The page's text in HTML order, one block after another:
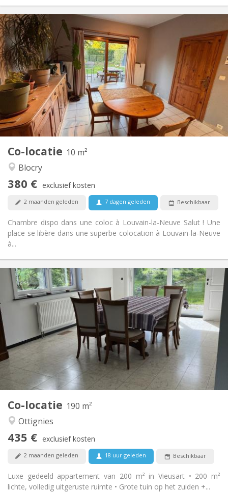
Co-locatie 10 m²
Blocry
380 € exclusief kosten
2 maanden geleden 7 dagen geleden Beschikbaar
Chambre dispo dans une coloc à Louvain-la-Neuve Salut ! Une
place se libère dans une superbe colocation à Louvain-la-Neuve
à...
Praktische Informatie
Huur:
380 €
Kosten:
120 €
Duur:
12 maanden
Domiciliëring:
Toegelaten
Inrichting
Badkamer:
Gemeenschappelijk
Keuken:
Gemeenschappelijk
Oppervlakte:
10 m
2
Private kamers:
1
Toegestaan
Co-locatie 190 m²
Ottignies
435 € exclusief kosten
2 maanden geleden 18 uur geleden Beschikbaar
Luxe gedeeld appartement van 200 m² in Vieusart • 200 m²
lichte, volledig uitgeruste ruimte • Grote tuin op het zuiden +...
Praktische Informatie
Huur:
435 €
Kosten:
160 €
Duur:
12 maanden, 11 maanden
Domiciliëring:
Toegelaten
Inrichting
Badkamer:
Gemeenschappelijk
Keuken:
Gemeenschappelijk
Oppervlakte:
190 m
2
Private kamers:
1